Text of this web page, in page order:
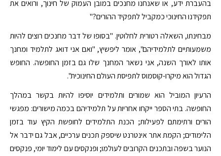
בהעברת ידע, או שאנחנו מחנכים במובן העמוק של חינוך, ורואים את
תפקידנו החינוכי כמקביל לתפקיד ההורים?"
מבחינתו, השאלה רטורית לחלוטין. "בסופו של דבר מחנכים רוצים להיות
משמעותיים לתלמידיהם", אומר ליפשיץ, "ואם אני דואג לתלמיד ומחנך
אותו לאורך השנה, אני נשאר המחנך שלו גם בזמן החופשה. החופש
הגדול הוא מיקרו-קוסמוס לתפיסת העולם החינוכית".
הרעיון המוביל הוא שמורים ותלמידים יוסיפו להיות בקשר במהלך
החופשה. בתי הספר ייקחו אחריות על תלמידיהם בכמה מישורים: מפגשי
הורים ורתימתם לפעילות; הכנת התלמידים לחופשת הקיץ עוד בזמן
הלימודים; הקמת אתר אינטרנט שיספק תכנים ערכיים, אבל גם ידבר אל
הנוער בשפה ובתכנים הקרובים לעולמו; ופנקסים עם לימוד יומי, פנקסים